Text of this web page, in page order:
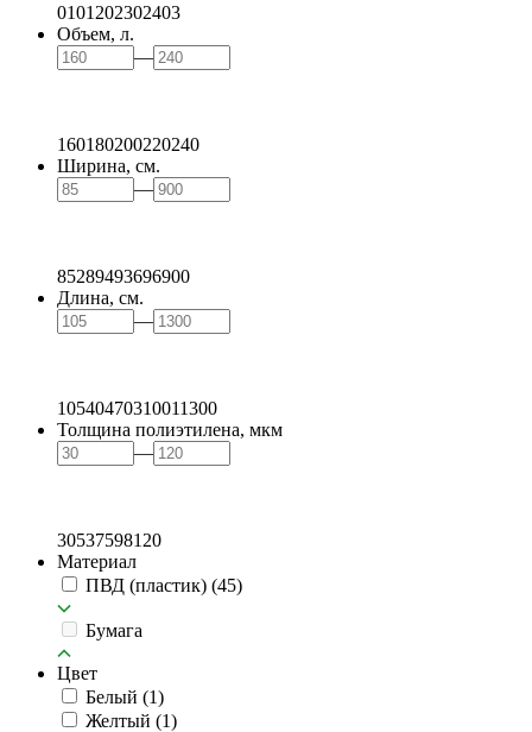
0101 202302403
Объем, л.
—
160180200220240
Ширина, см.
—
85289493696900
Длина, см.
—
10540470310011300
Толщина полиэтилена, мкм
—
30537598120
Материал
ПВД (пластик) (45)
Бумага
Цвет
Белый (1)
Желтый (1)